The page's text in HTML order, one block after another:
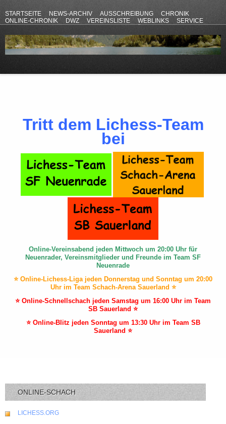
STARTSEITE NEWS-ARCHIV AUSSCHREIBUNG
CHRONIK
ONLINE-CHRONIK
DWZ VEREINSLISTE WEBLINKS
SERVICE
Tritt dem Lichess-Team
bei
Online-Vereinsabend jeden Mittwoch um 20:00 Uhr für
Neuenrader, Vereinsmitglieder und Freunde im Team SF
Neuenrade
⭐ Online-Lichess-Liga jeden Donnerstag und Sonntag um 20:00
Uhr im Team Schach-Arena Sauerland ⭐
⭐ Online-Schnellschach jeden Samstag um 16:00 Uhr im Team
SB Sauerland ⭐
⭐ Online-Blitz jeden Sonntag um 13:30 Uhr im Team SB
Sauerland ⭐
ONLINE-SCHACH
LICHESS.ORG